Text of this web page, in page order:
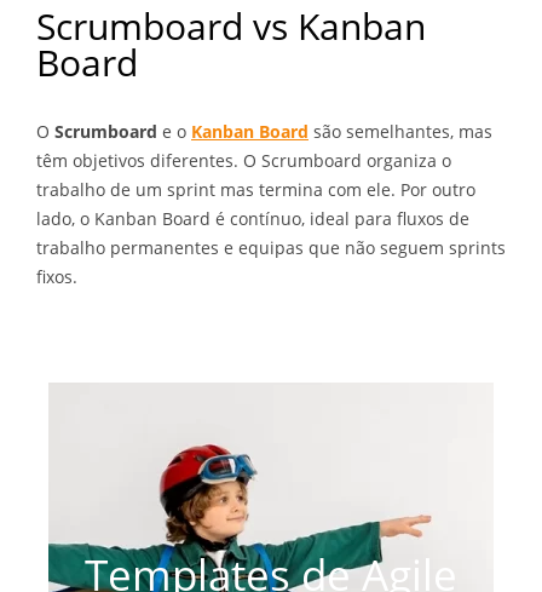
Scrumboard vs Kanban
Board
O Scrumboard e o Kanban Board são semelhantes, mas
têm objetivos diferentes. O Scrumboard organiza o
trabalho de um sprint mas termina com ele. Por outro
lado, o Kanban Board é contínuo, ideal para fluxos de
trabalho permanentes e equipas que não seguem sprints
fixos.
Templates de Agile